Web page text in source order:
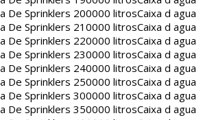
De Sprinklers 200000 litrosCaixa d agua
De Sprinklers 210000 litrosCaixa d agua
De Sprinklers 220000 litrosCaixa d agua
De Sprinklers 230000 litrosCaixa d agua
De Sprinklers 240000 litrosCaixa d agua
De Sprinklers 250000 litrosCaixa d agua
De Sprinklers 300000 litrosCaixa d agua
De Sprinklers 350000 litrosCaixa d agua